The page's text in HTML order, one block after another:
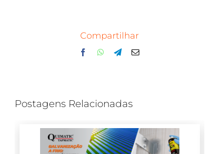
Compartilhar
FacebookWhatsApp
Telegram
E-
Postagens Relacionadas